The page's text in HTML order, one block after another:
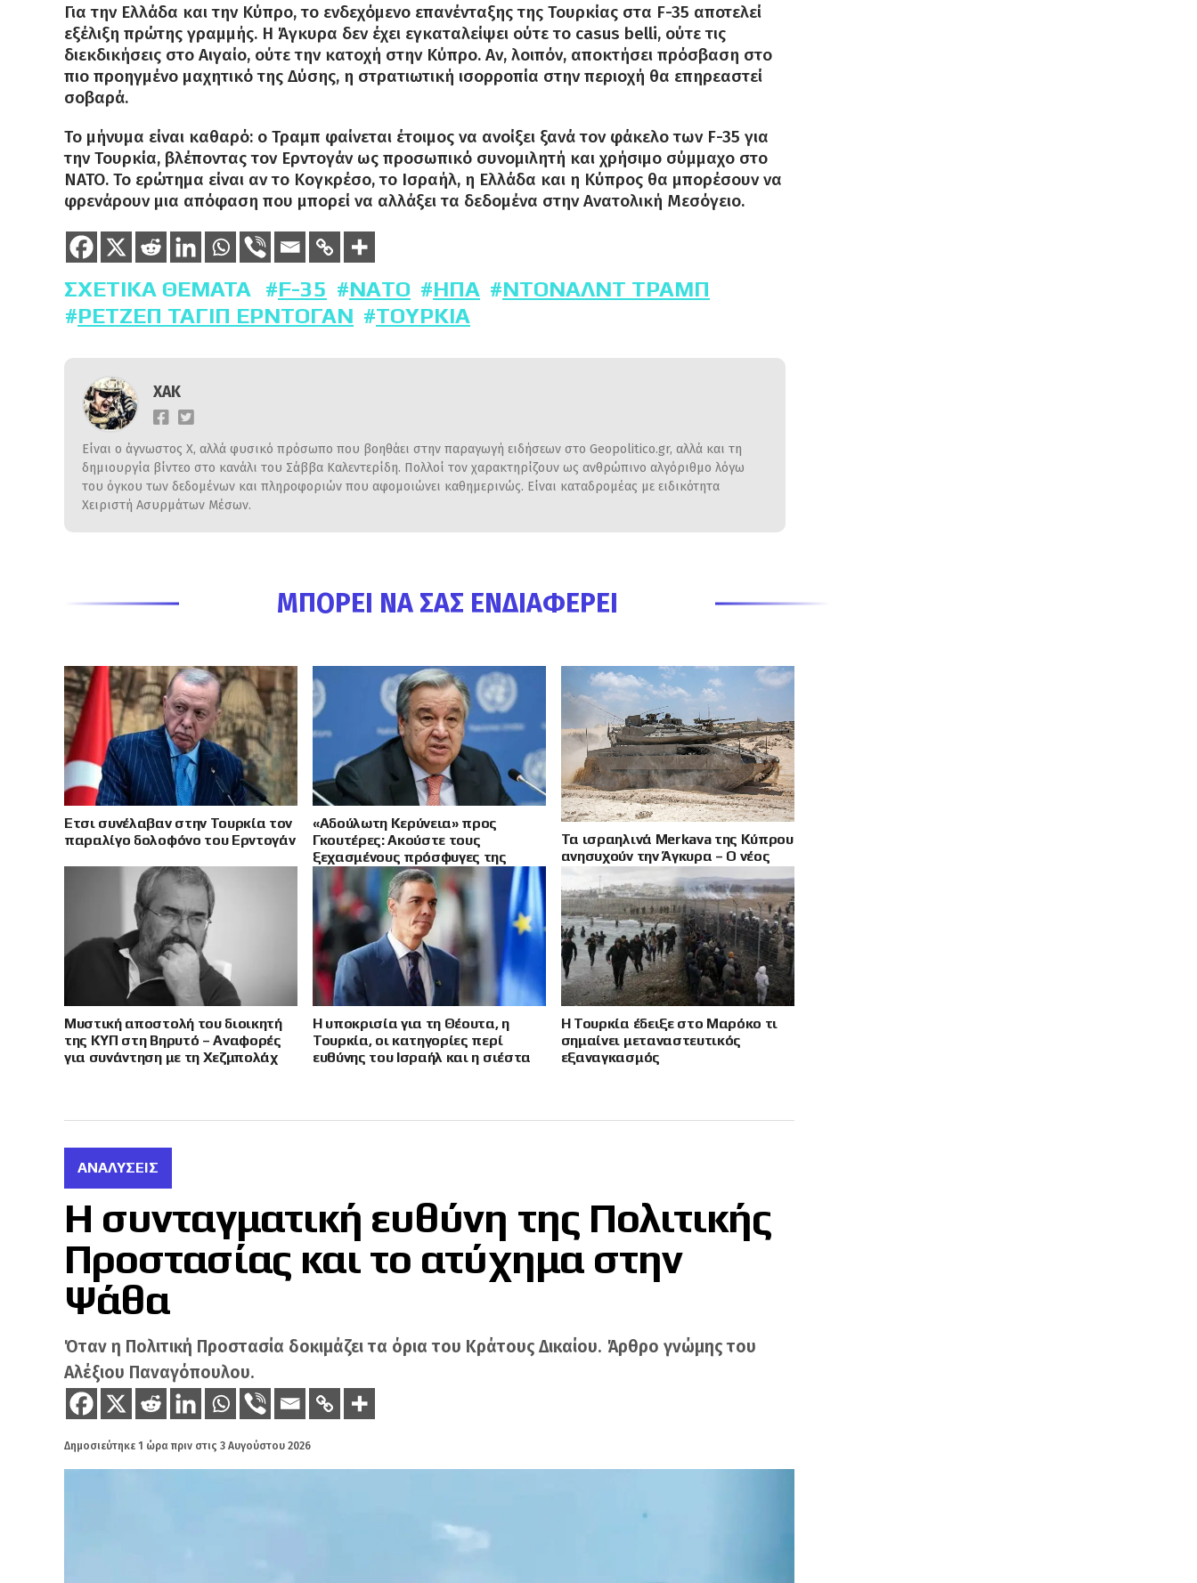
Για την Ελλάδα και την Κύπρο, το ενδεχόμενο επανένταξης της Τουρκίας στα F-35 αποτελεί
εξέλιξη πρώτης γραμμής. Η Άγκυρα δεν έχει εγκαταλείψει ούτε το casus belli, ούτε τις
διεκδικήσεις στο Αιγαίο, ούτε την κατοχή στην Κύπρο. Αν, λοιπόν, αποκτήσει πρόσβαση στο
πιο προηγμένο μαχητικό της Δύσης, η στρατιωτική ισορροπία στην περιοχή θα επηρεαστεί
σοβαρά.
Το μήνυμα είναι καθαρό: ο Τραμπ φαίνεται έτοιμος να ανοίξει ξανά τον φάκελο των F-35 για
την Τουρκία, βλέποντας τον Ερντογάν ως προσωπικό συνομιλητή και χρήσιμο σύμμαχο στο
ΝΑΤΟ. Το ερώτημα είναι αν το Κογκρέσο, το Ισραήλ, η Ελλάδα και η Κύπρος θα μπορέσουν να
φρενάρουν μια απόφαση που μπορεί να αλλάξει τα δεδομένα στην Ανατολική Μεσόγειο.
ΣΧΕΤΙΚΆ ΘΈΜΑΤΑ F-35 NATO ΗΠΑ
ΝΤΌΝΑΛΝΤ ΤΡΑΜΠ
ΡΕΤΖΈΠ ΤΑΓΊΠ ΕΡΝΤΟΓΆΝ
ΤΟΥΡΚΊΑ
ΧΑΚ
Είναι ο άγνωστος Χ, αλλά φυσικό πρόσωπο που βοηθάει στην παραγωγή ειδήσεων στο Geopolitico.gr, αλλά και τη
δημιουργία βίντεο στο κανάλι του Σάββα Καλεντερίδη. Πολλοί τον χαρακτηρίζουν ως ανθρώπινο αλγόριθμο λόγω
του όγκου των δεδομένων και πληροφοριών που αφομοιώνει καθημερινώς. Είναι καταδρομέας με ειδικότητα
Χειριστή Ασυρμάτων Μέσων.
ΜΠΟΡΕΊ ΝΑ ΣΑΣ ΕΝΔΙΑΦΈΡΕΙ
Έτσι συνέλαβαν στην Τουρκία τον
παραλίγο δολοφόνο του Ερντογάν
«Αδούλωτη Κερύνεια» προς
Γκουτέρες: Ακούστε τους
ξεχασμένους πρόσφυγες της
κατεχόμενης Κύπρου
Τα ισραηλινά Merkava της Κύπρου
ανησυχούν την Άγκυρα – Ο νέος
άξονας με Ισραήλ και Γαλλία
Μυστική αποστολή του διοικητή
της ΚΥΠ στη Βηρυτό – Αναφορές
για συνάντηση με τη Χεζμπολάχ
Η υποκρισία για τη Θέουτα, η
Τουρκία, οι κατηγορίες περί
ευθύνης του Ισραήλ και η σιέστα
Η Τουρκία έδειξε στο Μαρόκο τι
σημαίνει μεταναστευτικός
εξαναγκασμός
ΑΝΑΛΎΣΕΙΣ
Η συνταγματική ευθύνη της Πολιτικής
Προστασίας και το ατύχημα στην
Ψάθα
Όταν η Πολιτική Προστασία δοκιμάζει τα όρια του Κράτους Δικαίου. Άρθρο γνώμης του
Αλέξιου Παναγόπουλου.
Δημοσιεύτηκε 1 ώρα πριν στις 3 Αυγούστου 2026